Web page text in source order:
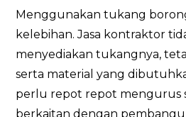
Menggunakan tukang
kelebihan. Jasa kontraktor
menyediakan tukangnya,
serta material yang
perlu repot repot mengurus
berkaitan dengan